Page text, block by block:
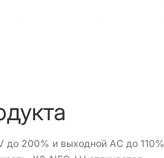
200% и выходной AC до 110%,